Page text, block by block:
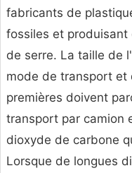
fabricants de
fossiles et
de serre. La taille de
mode de transport et
premières doivent
transport par camion
dioxyde de carbone
Lorsque de longues